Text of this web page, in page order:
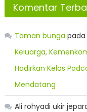
Komentar
Taman bunga pada
Keluarga,
Hadirkan Kelas
Mendatang
Ali rohyadi ukir